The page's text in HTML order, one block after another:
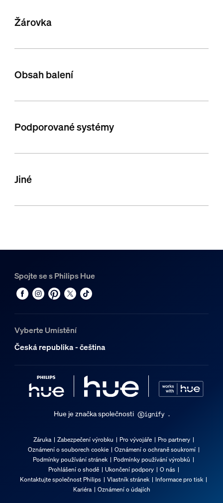
Žárovka
Obsah balení
Podporované systémy
Jiné
Spojte se s Philips Hue
Vyberte Umístění
Česká republika - čeština
Hue je značka společnosti .
Záruka Zabezpečení výrobku Pro vývojáře
Pro partnery
Oznámení o souborech cookie
Oznámení o ochraně soukromí
Podmínky používání stránek
Podmínky používání výrobků
Prohlášení o shodě
Ukončení podpory
O nás
Kontaktujte společnost Philips
Vlastník stránek
Informace pro tisk
Kariéra
Oznámení o údajích